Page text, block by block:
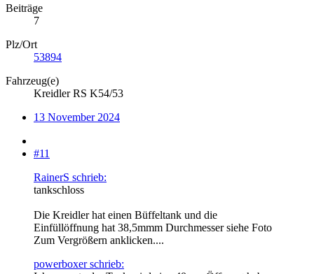
Beiträge
7
Plz/Ort
53894
Fahrzeug(e)
Kreidler RS K54/53
13 November 2024
#11
RainerS schrieb:
tankschloss
Die Kreidler hat einen Büffeltank und die
Einfüllöffnung hat 38,5mmm Durchmesser siehe Foto
Zum Vergrößern anklicken....
powerboxer schrieb: